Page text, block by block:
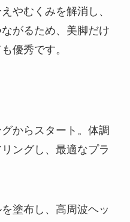
やむくみを解消し、
がるため、美脚だけ
優秀です。
からスタート。体調
ングし、最適なプラ
塗布し、高周波ヘッ